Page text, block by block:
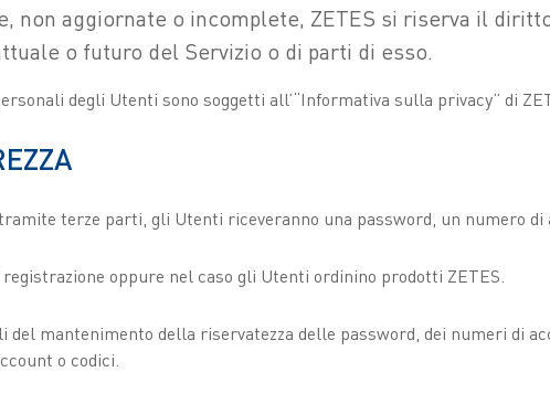
aggiornate o incomplete, ZETES si riserva il
o futuro del Servizio o di parti di esso.
degli Utenti sono soggetti all’“Informativa sulla privacy” di
terze parti, gli Utenti riceveranno una password, un numero
oppure nel caso gli Utenti ordinino prodotti ZETES.
mantenimento della riservatezza delle password, dei numeri di
o codici.